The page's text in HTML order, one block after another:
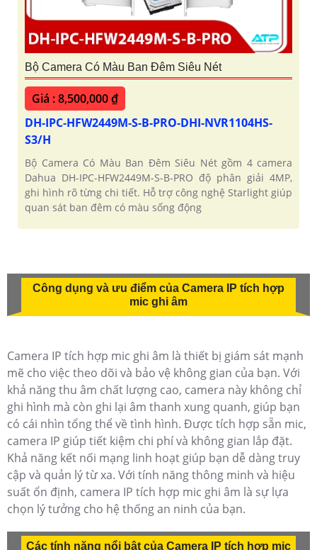
Bộ Camera Có Màu Ban Đêm Siêu Nét
Giá : 8,500,000 ₫
DH-IPC-HFW2449M-S-B-PRO-DHI-NVR1104HS-
S3/H
Bộ Camera Có Màu Ban Đêm Siêu Nét gồm 4 camera
Dahua DH-IPC-HFW2449M-S-B-PRO độ phân giải 4MP,
ghi hình rõ từng chi tiết. Hỗ trợ công nghệ Starlight giúp
quan sát ban đêm có màu sống động
Công dụng và ưu điểm của Camera IP tích hợp
mic ghi âm
Camera IP tích hợp mic ghi âm là thiết bị giám sát mạnh
mẽ cho việc theo dõi và bảo vệ không gian của bạn. Với
khả năng thu âm chất lượng cao, camera này không chỉ
ghi hình mà còn ghi lại âm thanh xung quanh, giúp bạn
có cái nhìn tổng thể về tình hình. Được tích hợp sẵn mic,
camera IP giúp tiết kiệm chi phí và không gian lắp đặt.
Khả năng kết nối mạng linh hoạt giúp bạn dễ dàng truy
cập và quản lý từ xa. Với tính năng thông minh và hiệu
suất ổn định, camera IP tích hợp mic ghi âm là sự lựa
chọn lý tưởng cho hệ thống an ninh của bạn.
Các tính năng nổi bật của Camera IP tích hợp mic